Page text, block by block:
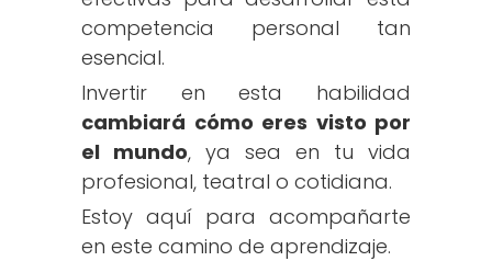
competencia personal tan
esencial.
Invertir en esta habilidad
cambiará cómo eres visto por
el mundo, ya sea en tu vida
profesional, teatral o cotidiana.
Estoy aquí para acompañarte
en este camino de aprendizaje.